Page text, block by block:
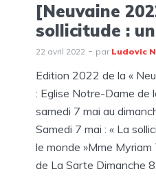
[Neuvaine
sollicitude :
22 avril 2022 par Ludovic
Edition 2022 de la «
: Eglise Notre-Dame de
samedi 7 mai au
Samedi 7 mai : « La
le monde »Mme Myriam
de La Sarte Dimanche